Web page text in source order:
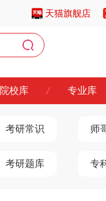
天猫旗舰店
院校库 专业库
考研常识
考研题库
师
专